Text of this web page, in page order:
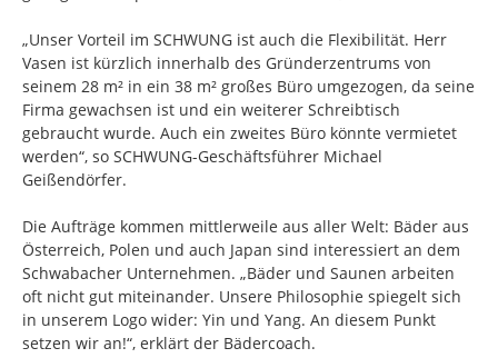
„Unser Vorteil im SCHWUNG ist auch die Flexibilität. Herr
Vasen ist kürzlich innerhalb des Gründerzentrums von
seinem 28 m² in ein 38 m² großes Büro umgezogen, da seine
Firma gewachsen ist und ein weiterer Schreibtisch
gebraucht wurde. Auch ein zweites Büro könnte vermietet
werden“, so SCHWUNG-Geschäftsführer Michael
Geißendörfer.
Die Aufträge kommen mittlerweile aus aller Welt: Bäder aus
Österreich, Polen und auch Japan sind interessiert an dem
Schwabacher Unternehmen. „Bäder und Saunen arbeiten
oft nicht gut miteinander. Unsere Philosophie spiegelt sich
in unserem Logo wider: Yin und Yang. An diesem Punkt
setzen wir an!“, erklärt der Bädercoach.